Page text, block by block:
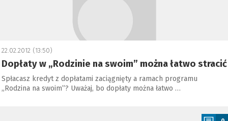
22.02.2012 (13:50)
Dopłaty w „Rodzinie na swoim” można łatwo stracić
Spłacasz kredyt z dopłatami zaciągnięty a ramach programu
„Rodzina na swoim”? Uważaj, bo dopłaty można łatwo …